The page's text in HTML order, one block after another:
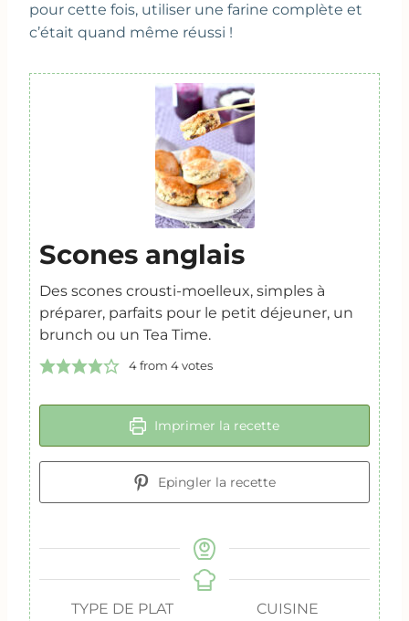
pour cette fois, utiliser une farine complète et
c’était quand même réussi !
Scones anglais
Des scones crousti-moelleux, simples à
préparer, parfaits pour le petit déjeuner, un
brunch ou un Tea Time.
4from 4votes
Imprimer la recette
Epingler la recette
TYPE DE PLAT
CUISINE